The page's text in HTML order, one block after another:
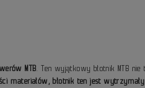
MTB . Ten wyjątkowy błotnik MTB
materiałów, błotnik ten jest